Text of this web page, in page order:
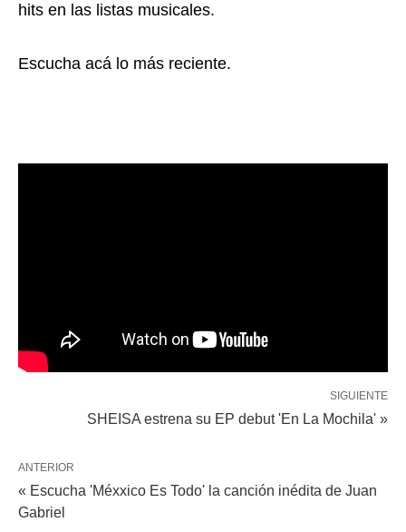
hits en las listas musicales.
Escucha acá lo más reciente.
SIGUIENTE
SHEISA estrena su EP debut 'En La Mochila' »
ANTERIOR
« Escucha 'Méxxico Es Todo' la canción inédita de Juan
Gabriel